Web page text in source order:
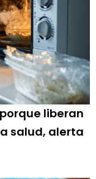
liberan
salud, alerta